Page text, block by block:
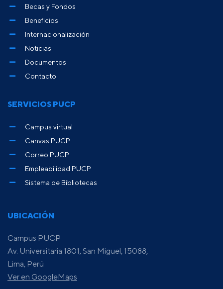
UBICACIÓN
Campus PUCP
Av. Universitaria 1801, San Miguel, 15088,
Lima, Perú
Ver en GoogleMaps
Becas y Fondos
Beneficios
Internacionalización
Noticias
Documentos
Contacto
SERVICIOS PUCP
Campus virtual
Canvas PUCP
Correo PUCP
Empleabilidad PUCP
Sistema de Bibliotecas